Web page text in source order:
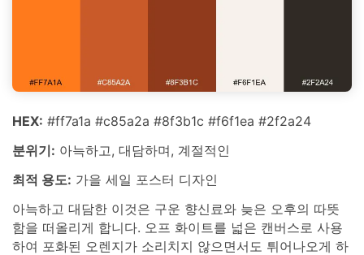
HEX: #ff7a1a #c85a2a #8f3b1c #f6f1ea #2f2a24
분위기: 아늑하고, 대담하며, 계절적인
최적 용도: 가을 세일 포스터 디자인
아늑하고 대담한 이것은 구운 향신료와 늦은 오후의 따뜻
함을 떠올리게 합니다. 오프 화이트를 넓은 캔버스로 사용
하여 포화된 오렌지가 소리치지 않으면서도 튀어나오게 하